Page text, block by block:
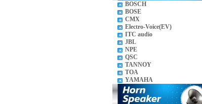
BOSCH
BOSE
CMX
Electro-Voice(EV)
ITC audio
JBL
NPE
QSC
TANNOY
TOA
YAMAHA